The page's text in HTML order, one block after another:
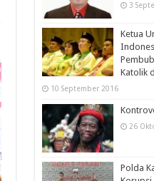
3
Ketua
Katolik
10 September 2016
26
Polda